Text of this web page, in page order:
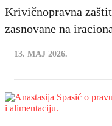
Krivičnopravna
zasnovane na
13. MAJ 2026.